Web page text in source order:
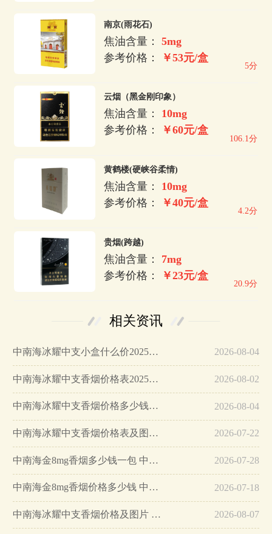
南京(雨花石)
焦油含量：5mg
参考价格：
￥53元/盒
5分
云烟（黑金刚印象）
焦油含量： 10mg
参考价格：
￥60元/盒
106.1分
黄鹤楼(硬峡谷柔情)
焦油含量： 10mg
参考价格：
￥40元/盒
4.2分
贵烟(跨越)
焦油含量： 7mg
参考价格：
￥23元/盒
20.9分
相关资讯
中南海冰耀中支小盒什么价2025香烟最新价格… 2026-08-04
中南海冰耀中支香烟价格表2025价格表… 2026-08-02
中南海冰耀中支香烟价格多少钱一包… 2026-08-04
中南海冰耀中支香烟价格表及图片… 2026-07-22
中南海金8mg香烟多少钱一包 中南海金8mg香烟图片价格… 2026-07-28
中南海金8mg香烟价格多少钱 中南海金8mg香烟价格表图一览… 2026-07-18
中南海冰耀中支香烟价格及图片 中南海冰耀中支烟价格一览… 2026-08-07